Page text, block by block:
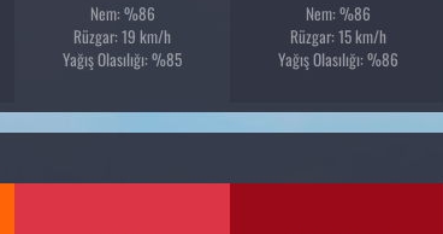
Nem: %86
Rüzgar: 19 km/h
Yağış Olasılığı: %85
Nem: %86
Rüzgar: 15 km/h
Yağış Olasılığı: %86